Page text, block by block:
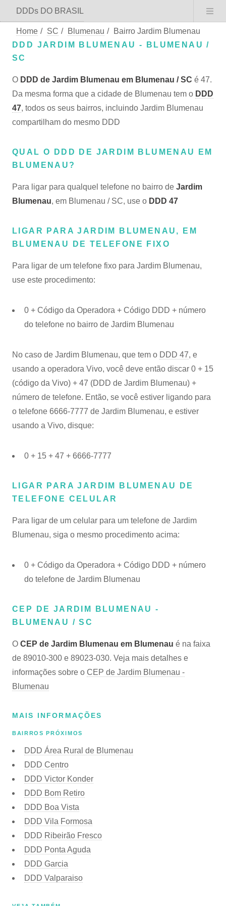
DDDs DO BRASIL
Home / SC / Blumenau /
Bairro Jardim Blumenau
DDD JARDIM BLUMENAU - BLUMENAU /
SC
O DDD de Jardim Blumenau em Blumenau / SC é 47.
Da mesma forma que a cidade de Blumenau tem o DDD
47, todos os seus bairros, incluindo Jardim Blumenau
compartilham do mesmo DDD
QUAL O DDD DE JARDIM BLUMENAU EM
BLUMENAU?
Para ligar para qualquel telefone no bairro de Jardim
Blumenau, em Blumenau / SC, use o DDD 47
LIGAR PARA JARDIM BLUMENAU, EM
BLUMENAU DE TELEFONE FIXO
Para ligar de um telefone fixo para Jardim Blumenau,
use este procedimento:
0 + Código da Operadora + Código DDD + número
do telefone no bairro de Jardim Blumenau
No caso de Jardim Blumenau, que tem o DDD 47, e
usando a operadora Vivo, você deve então discar 0 + 15
(código da Vivo) + 47 (DDD de Jardim Blumenau) +
número de telefone. Então, se você estiver ligando para
o telefone 6666-7777 de Jardim Blumenau, e estiver
usando a Vivo, disque:
0 + 15 + 47 + 6666-7777
LIGAR PARA JARDIM BLUMENAU DE
TELEFONE CELULAR
Para ligar de um celular para um telefone de Jardim
Blumenau, siga o mesmo procedimento acima:
0 + Código da Operadora + Código DDD + número
do telefone de Jardim Blumenau
CEP DE JARDIM BLUMENAU -
BLUMENAU / SC
O CEP de Jardim Blumenau em Blumenau é na faixa
de 89010-300 e 89023-030. Veja mais detalhes e
informações sobre o CEP de Jardim Blumenau -
Blumenau
MAIS INFORMAÇÕES
BAIRROS PRÓXIMOS
DDD Área Rural de Blumenau
DDD Centro
DDD Victor Konder
DDD Bom Retiro
DDD Boa Vista
DDD Vila Formosa
DDD Ribeirão Fresco
DDD Ponta Aguda
DDD Garcia
DDD Valparaiso